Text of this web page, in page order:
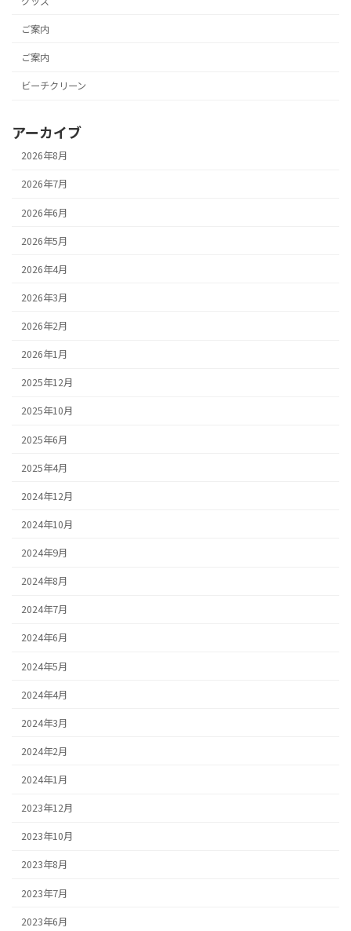
ご案内
ご案内
ビーチクリーン
アーカイブ
2026年8月
2026年7月
2026年6月
2026年5月
2026年4月
2026年3月
2026年2月
2026年1月
2025年12月
2025年10月
2025年6月
2025年4月
2024年12月
2024年10月
2024年9月
2024年8月
2024年7月
2024年6月
2024年5月
2024年4月
2024年3月
2024年2月
2024年1月
2023年12月
2023年10月
2023年8月
2023年7月
2023年6月